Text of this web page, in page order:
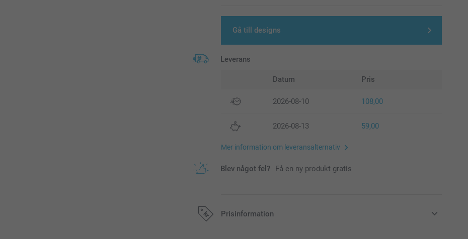
Gå till designs
Leverans
Datum Pris
2026-08-10 108,00
2026-08-13 59,00
Mer information om leveransalternativ
Blev något fel? Få en ny produkt gratis
Prisinformation